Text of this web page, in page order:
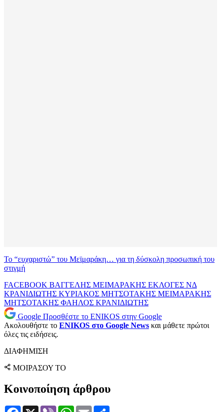
Το “ευχαριστώ” του Μεϊμαράκη… για τη δύσκολη προσωπική του
στιγμή
FACEBOOK ΒΑΓΓΕΛΗΣ ΜΕΙΜΑΡΑΚΗΣ ΕΚΛΟΓΕΣ ΝΔ
ΚΡΑΝΙΔΙΩΤΗΣ ΚΥΡΙΑΚΟΣ ΜΗΤΣΟΤΑΚΗΣ ΜΕΙΜΑΡΑΚΗΣ
ΜΗΤΣΟΤΑΚΗΣ ΦΑΗΛΟΣ ΚΡΑΝΙΔΙΩΤΗΣ
Google Προσθέστε το ENIKOS στην Google
Ακολουθήστε το ENIKOS στο Google News και μάθετε πρώτοι
όλες τις ειδήσεις.
ΔΙΑΦΗΜΙΣΗ
ΜΟΙΡΑΣΟΥ ΤΟ
Κοινοποίηση άρθρου
Facebook
X Viber WhatsApp
Email